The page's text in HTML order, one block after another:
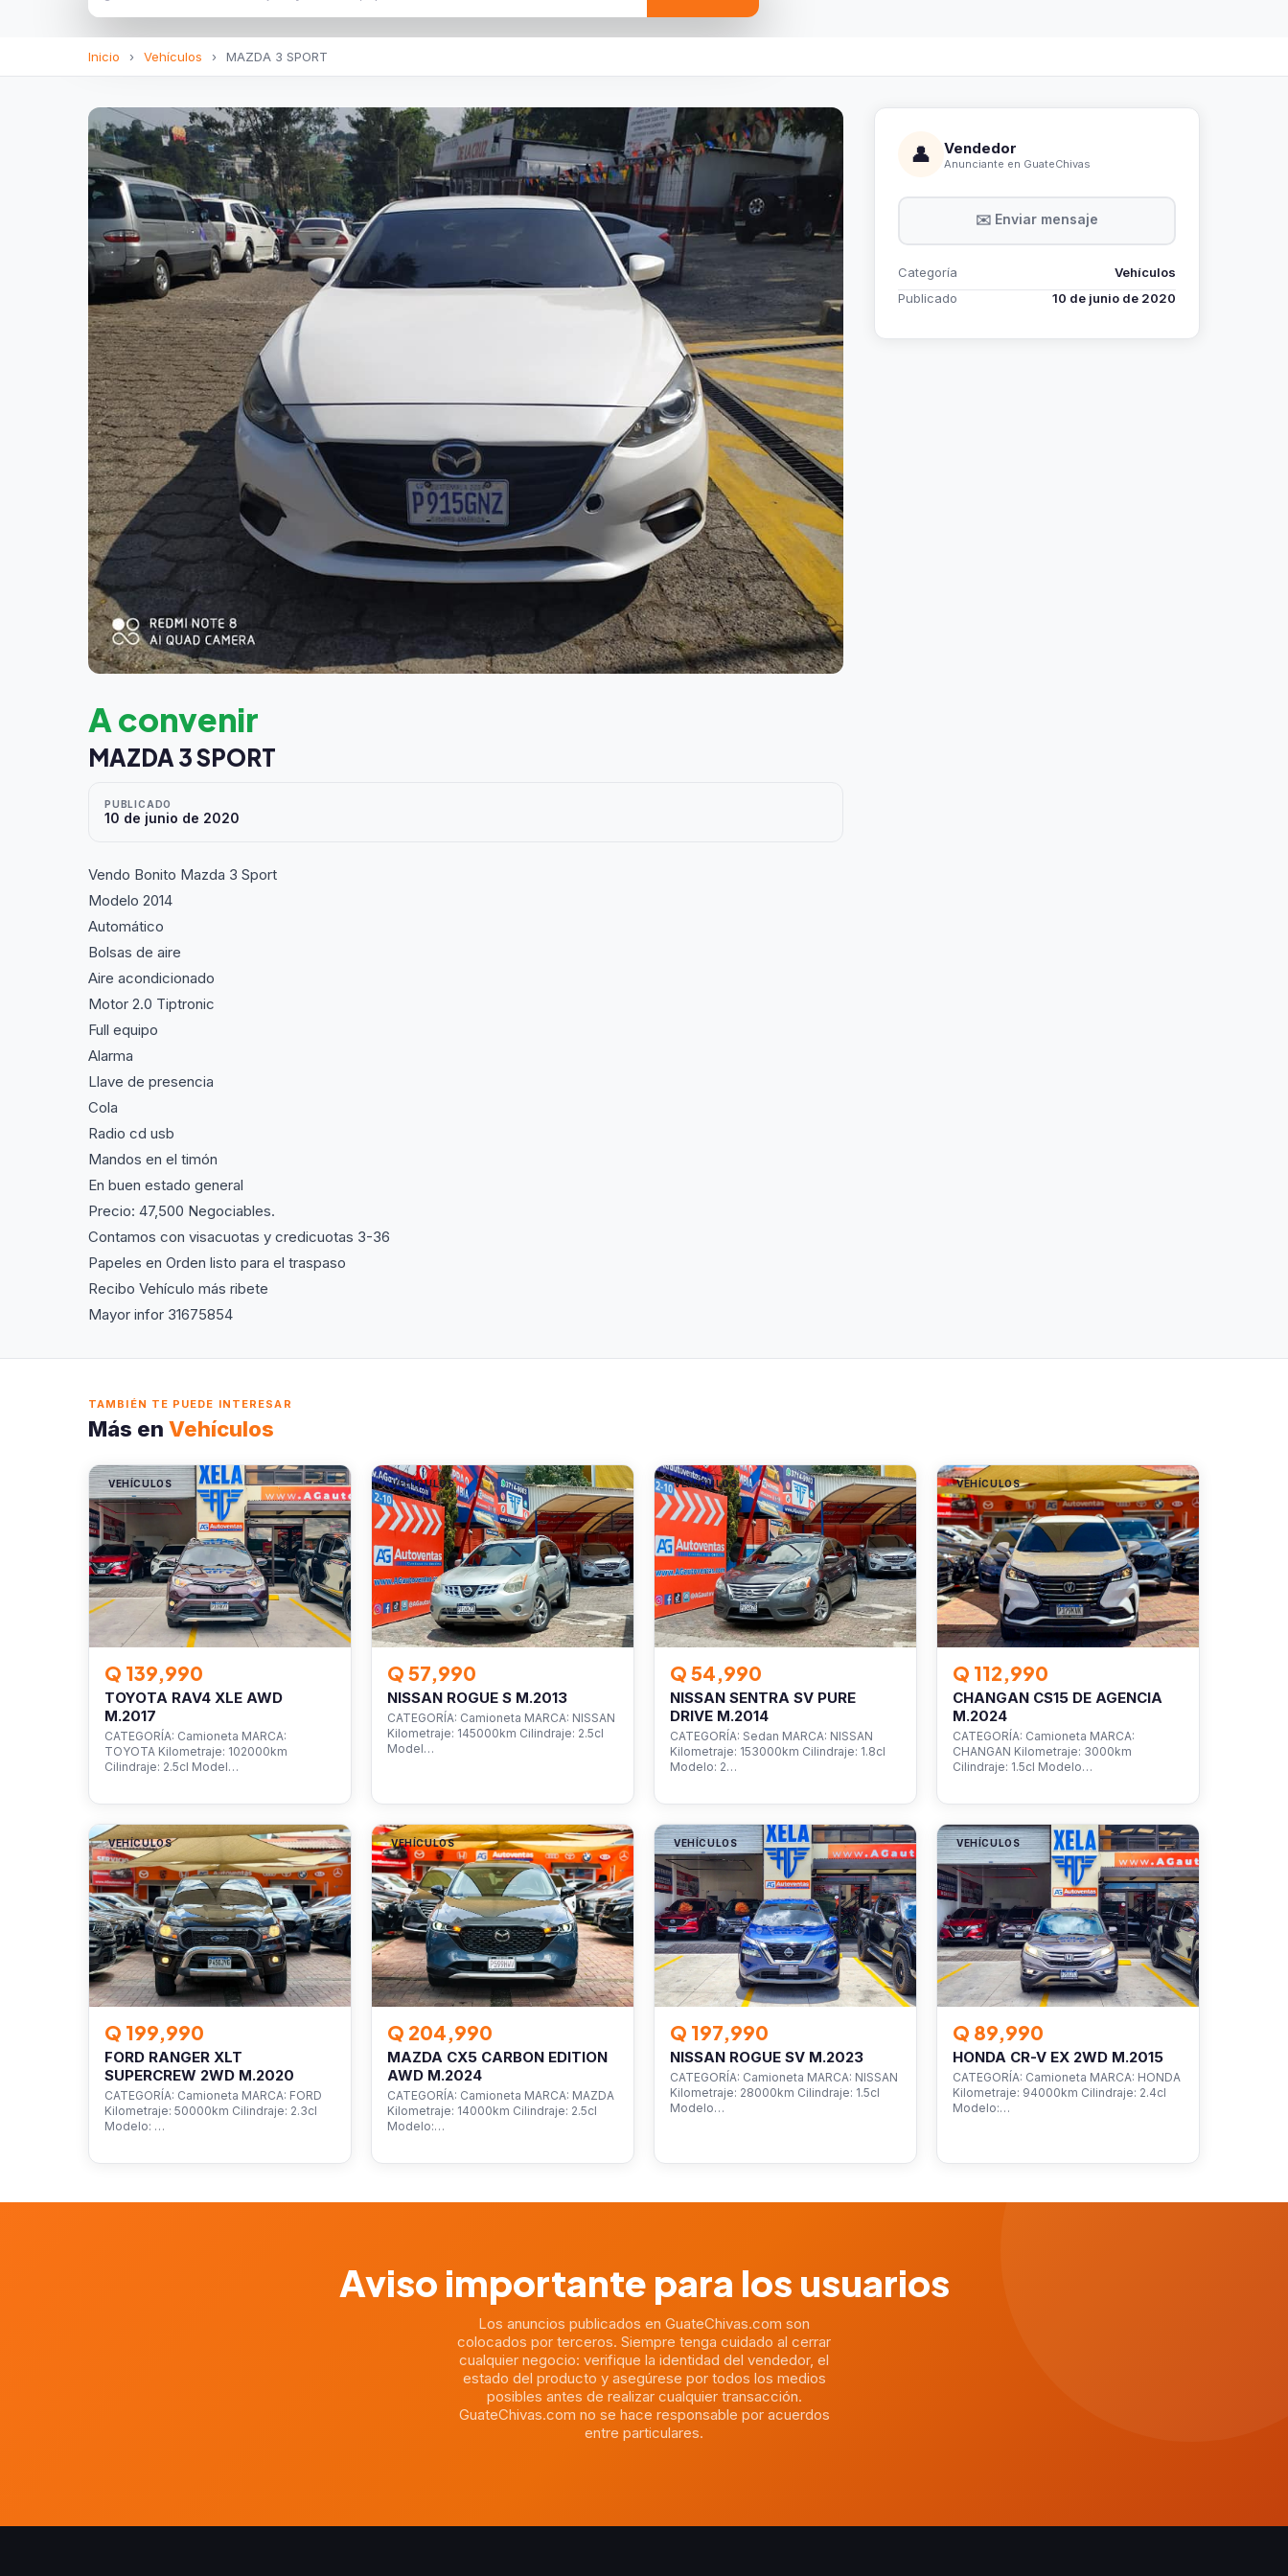
Inicio › Vehículos › MAZDA 3 SPORT
A convenir
MAZDA 3 SPORT
PUBLICADO
10 de junio de 2020
Vendo Bonito Mazda 3 Sport
Modelo 2014
Automático
Bolsas de aire
Aire acondicionado
Motor 2.0 Tiptronic
Full equipo
Alarma
Llave de presencia
Cola
Radio cd usb
Mandos en el timón
En buen estado general
Precio: 47,500 Negociables.
Contamos con visacuotas y credicuotas 3-36
Papeles en Orden listo para el traspaso
Recibo Vehículo más ribete
Mayor infor 31675854
👤 Vendedor
Anunciante en GuateChivas
✉️ Enviar mensaje
Categoría
Vehículos
Publicado
10 de junio de 2020
TAMBIÉN TE PUEDE INTERESAR
Más en Vehículos
VEHÍCULOS
Q 139,990
TOYOTA RAV4 XLE AWD
M.2017
CATEGORÍA: Camioneta MARCA:
TOYOTA Kilometraje: 102000km
Cilindraje: 2.5cl Model…
VEHÍCULOS
Q 57,990
NISSAN ROGUE S M.2013
CATEGORÍA: Camioneta MARCA: NISSAN
Kilometraje: 145000km Cilindraje: 2.5cl
Model…
VEHÍCULOS
Q 54,990
NISSAN SENTRA SV PURE
DRIVE M.2014
CATEGORÍA: Sedan MARCA: NISSAN
Kilometraje: 153000km Cilindraje: 1.8cl
Modelo: 2…
VEHÍCULOS
Q 112,990
CHANGAN CS15 DE AGENCIA
M.2024
CATEGORÍA: Camioneta MARCA:
CHANGAN Kilometraje: 3000km
Cilindraje: 1.5cl Modelo…
VEHÍCULOS
Q 199,990
FORD RANGER XLT
SUPERCREW 2WD M.2020
CATEGORÍA: Camioneta MARCA: FORD
Kilometraje: 50000km Cilindraje: 2.3cl
Modelo: …
VEHÍCULOS
Q 204,990
MAZDA CX5 CARBON EDITION
AWD M.2024
CATEGORÍA: Camioneta MARCA: MAZDA
Kilometraje: 14000km Cilindraje: 2.5cl
Modelo:…
VEHÍCULOS
Q 197,990
NISSAN ROGUE SV M.2023
CATEGORÍA: Camioneta MARCA: NISSAN
Kilometraje: 28000km Cilindraje: 1.5cl
Modelo…
VEHÍCULOS
Q 89,990
HONDA CR-V EX 2WD M.2015
CATEGORÍA: Camioneta MARCA: HONDA
Kilometraje: 94000km Cilindraje: 2.4cl
Modelo:…
Aviso importante para los usuarios
Los anuncios publicados en GuateChivas.com son
colocados por terceros. Siempre tenga cuidado al cerrar
cualquier negocio: verifique la identidad del vendedor, el
estado del producto y asegúrese por todos los medios
posibles antes de realizar cualquier transacción.
GuateChivas.com no se hace responsable por acuerdos
entre particulares.